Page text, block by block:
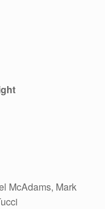
McAdams, Mark